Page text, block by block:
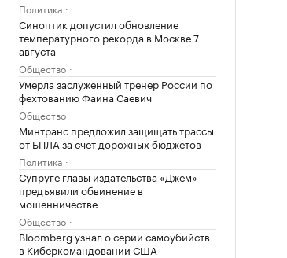
Политика
Синоптик допустил обновление
температурного рекорда в Москве 7
августа
Общество
Умерла заслуженный тренер России по
фехтованию Фаина Саевич
Общество
Минтранс предложил защищать трассы
от БПЛА за счет дорожных бюджетов
Политика
Супруге главы издательства «Джем»
предъявили обвинение в
мошенничестве
Общество
Bloomberg узнал о серии самоубийств
в Киберкомандовании США